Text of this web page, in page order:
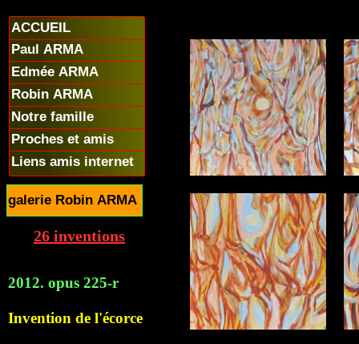
26 inventions
2012. opus 225-r
Invention de l'écorce
ACCUEIL
Paul ARMA
Edmée ARMA
Robin ARMA
Notre famille
Proches et amis
Liens amis internet
galerie Robin ARMA